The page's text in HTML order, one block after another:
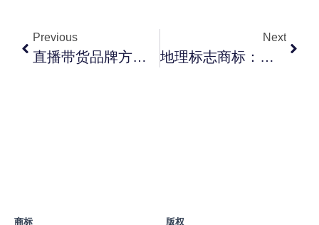
Previous
直播带货品牌方与主播的IP合规：6+6要点与合同关键条款
Next
地理标志商标：江西特产/南昌米粉/赣南脐橙的GI保护路径
商标 版权